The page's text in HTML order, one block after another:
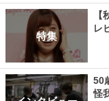
特集
レ
50
怪